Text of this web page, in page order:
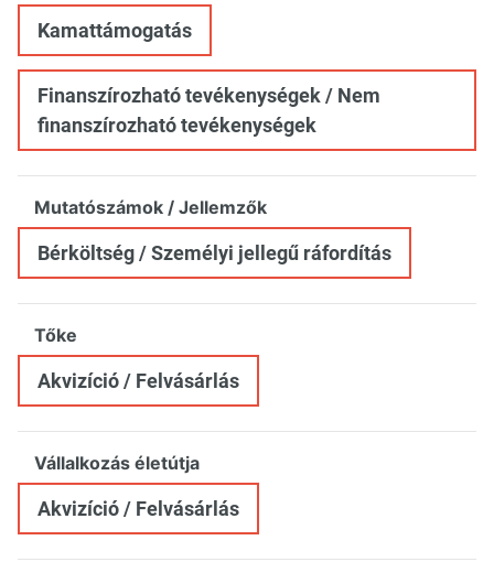
Kamattámogatás
Finanszírozható tevékenységek / Nem
finanszírozható tevékenységek
Mutatószámok / Jellemzők
Bérköltség / Személyi jellegű ráfordítás
Tőke
Akvizíció / Felvásárlás
Vállalkozás életútja
Akvizíció / Felvásárlás